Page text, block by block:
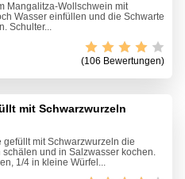
Mangalitza-Wollschwein mit
Wasser einfüllen und die Schwarte
Schulter...
(106 Bewertungen)
mit Schwarzwurzeln
gefüllt mit Schwarzwurzeln die
und in Salzwasser kochen.
1/4 in kleine Würfel...